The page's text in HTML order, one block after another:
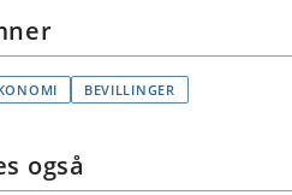
BEVILLINGER
også